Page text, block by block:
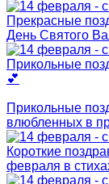
Прекрасные
День Святого
Прикольные
💕
Прикольные
влюбленных в
Короткие
февраля в